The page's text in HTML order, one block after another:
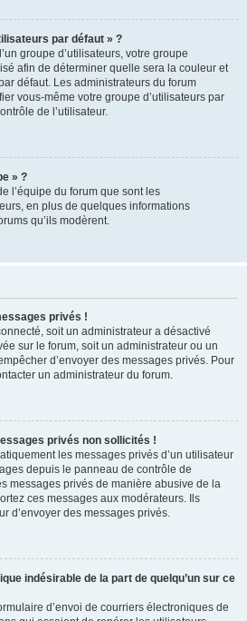
par défaut » ?
groupe d’utilisateurs, votre groupe
afin de déterminer quelle sera la couleur et
défaut. Les administrateurs du forum
vous-même votre groupe d’utilisateurs par
de l’utilisateur.
» ?
l’équipe du forum que sont les
en plus de quelques informations
qu’ils modèrent.
privés !
soit un administrateur a désactivé
sur le forum, soit un administrateur ou un
d’envoyer des messages privés. Pour
un administrateur du forum.
privés non sollicités !
les messages privés d’un utilisateur
depuis le panneau de contrôle de
messages privés de manière abusive de la
ces messages aux modérateurs. Ils
d’envoyer des messages privés.
indésirable de la part de quelqu’un sur ce
d’envoi de courriers électroniques de